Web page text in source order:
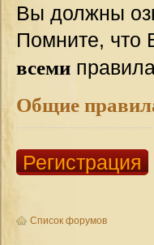
Вы должны
Помните, что
всеми
Общие
Регистрация
Список форумов